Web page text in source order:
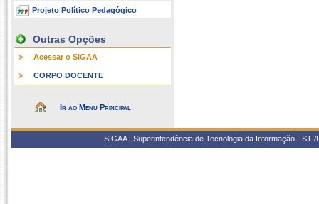
Projeto Político Pedagógico
Outras Opções
Acessar o SIGAA
CORPO DOCENTE
Ir ao Menu Principal
SIGAA | Superintendência de Tecnologia da Informação -